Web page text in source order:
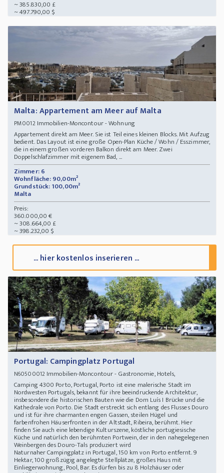
~ 385.830,00 £
~ 497.790,00 $
Malta: Appartement am Meer auf Malta
PM0012Immobilien-Moncontour - Wohnung
Appartement direkt am Meer. Sie ist Teil eines kleinen Blocks. Mit Aufzug
bedient. Das Layout ist eine große Open-Plan Küche / Wohn / Esszimmer,
die in einem großen vorderen Balkon direkt am Meer. Zwei
Doppelschlafzimmer mit eigenem Bad, ...
Zimmer: 6
Wohnfläche: 90,00m²
Grundstück: 100,00m²
Malta
Preis:
360.000,00 €
~ 308.664,00 £
~ 398.232,00 $
... hier kostenlos inserieren ...
Portugal: Campingplatz Portugal
N60500012Immobilien-Moncontour - Gastronomie, Hotels,
Camping 4300 Porto, Portugal, Porto ist eine malerische Stadt im
Nordwesten Portugals, bekannt für ihre beeindruckende Architektur,
insbesondere die historischen Bauten wie die Dom Luís I Brücke und die
Kathedrale von Porto. Die Stadt erstreckt sich entlang des Flusses Douro
und ist für ihre charmanten engen Gassen, steilen Hügel und
farbenfrohen Häuserfronten in der Altstadt, Ribeira, berühmt. Hier
finden Sie auch eine lebendige Kulturszene, köstliche portugiesische
Küche und natürlich den berühmten Portwein, der in den nahegelegenen
Weinbergen des Douro-Tals produziert wird
Naturnaher Campingplatz in Portugal, 150 km von Porto entfernt. 9
Hektar, 100 großzügig angelegte Stellplätze, großes Haus mit
Einliegerwohnung, Pool, Bar. Es dürfen bis zu 8 Holzhäuser oder